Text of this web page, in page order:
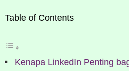
Table of Contents
Kenapa LinkedIn Penting